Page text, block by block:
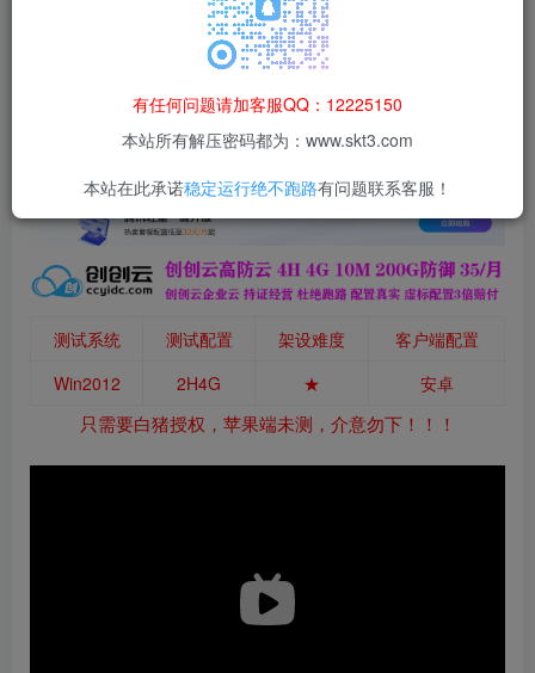
默认解压密码：www.52lanm.com
本站资源仅用于学习交流，禁止商业运营与违法、侵权
等非法行为；资源下载后请于 24 小时内删除，违规后
测试系统 测试配置 架设难度
客户端配置
Win2012
2H4G ★ 安卓
只需要白猪授权，苹果端未测，介意勿下！！！
有任何问题请加客服QQ：12225150
本站所有解压密码都为：www.skt3.com
本站在此承诺稳定运行绝不跑路有问题联系客服！